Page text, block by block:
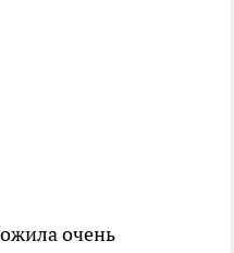
очень